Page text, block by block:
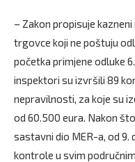
– Zakon propisuje
trgovce koji ne poštuju
početka primjene odluke
inspektori su izvršili 89
nepravilnosti, za koje su
od 60.500 eura. Nakon
sastavni dio MER-a, od 9.
kontrole u svim